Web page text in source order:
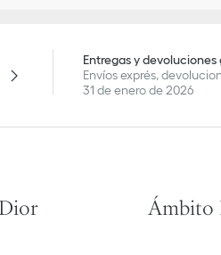
Entregas y devoluciones
Envíos exprés,
31 de enero de 2026
Ámbito